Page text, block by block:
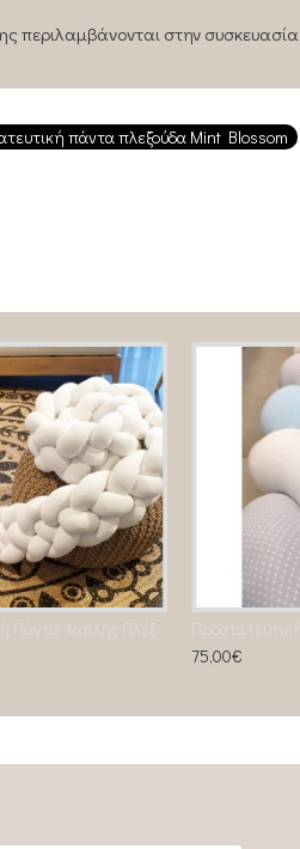
περιλαμβάνονται στην συσκευασία
πάντα πλεξούδα Mint Blossom
75,00€